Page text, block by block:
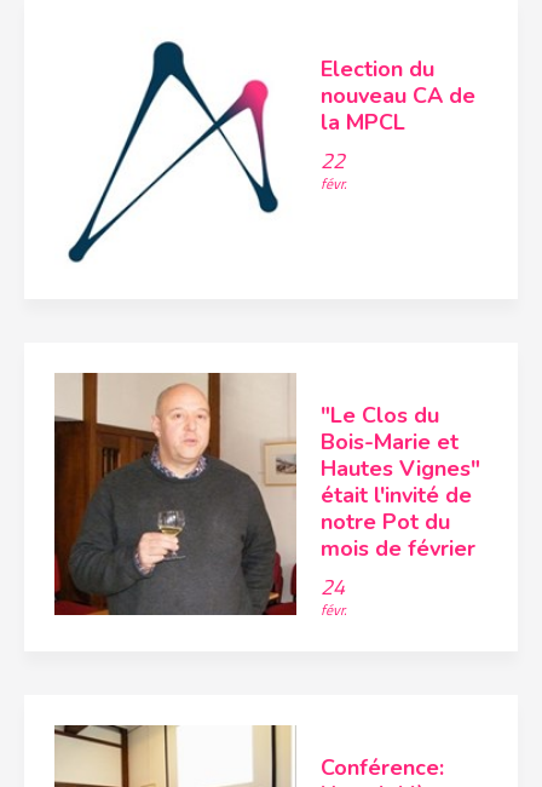
Election du
nouveau CA de
la MPCL
22
févr.
"Le Clos du
Bois-Marie et
Hautes Vignes"
était l'invité de
notre Pot du
mois de février
24
févr.
Conférence: